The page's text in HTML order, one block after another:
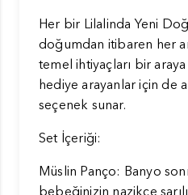
Her bir Lilalinda Yeni
doğumdan itibaren her
temel ihtiyaçları bir
hediye arayanlar için de
seçenek sunar.
Set İçeriği:
Müslin Panço: Banyo
bebeğinizin nazikçe